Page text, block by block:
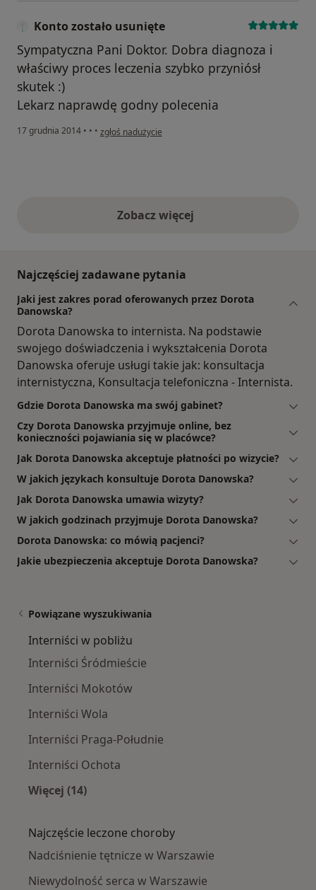
Konto zostało usunięte
Sympatyczna Pani Doktor. Dobra diagnoza i
właściwy proces leczenia szybko przyniósł
skutek :)
Lekarz naprawdę godny polecenia
17 grudnia 2014 • • • w opinii użytkownika Konto zostało usunięte
zgłoś nadużycie
Zobacz więcejopinie powyżej
Najczęściej zadawane pytania
Jaki jest zakres porad oferowanych przez Dorota
Danowska?
Dorota Danowska to internista. Na podstawie
swojego doświadczenia i wykształcenia Dorota
Danowska oferuje usługi takie jak: konsultacja
internistyczna, Konsultacja telefoniczna - Internista.
Gdzie Dorota Danowska ma swój gabinet?
Czy Dorota Danowska przyjmuje online, bez
konieczności pojawiania się w placówce?
Jak Dorota Danowska akceptuje płatności po wizycie?
W jakich językach konsultuje Dorota Danowska?
Jak Dorota Danowska umawia wizyty?
W jakich godzinach przyjmuje Dorota Danowska?
Dorota Danowska: co mówią pacjenci?
Jakie ubezpieczenia akceptuje Dorota Danowska?
Powiązane wyszukiwania
Interniści w pobliżu
Interniści Śródmieście
Interniści Mokotów
Interniści Wola
Interniści Praga-Południe
Interniści Ochota
Więcej (14)
Najczęście leczone choroby
Nadciśnienie tętnicze w Warszawie
Niewydolność serca w Warszawie